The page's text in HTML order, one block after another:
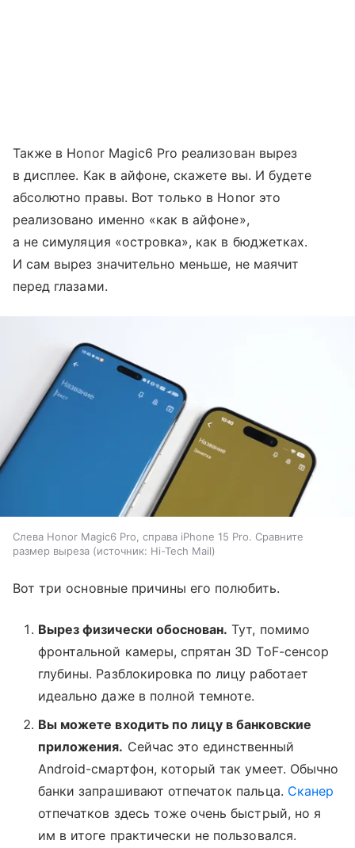
Также в Honor Magic6 Pro реализован вырез
в дисплее. Как в айфоне, скажете вы. И будете
абсолютно правы. Вот только в Honor это
реализовано именно «как в айфоне»,
а не симуляция «островка», как в бюджетках.
И сам вырез значительно меньше, не маячит
перед глазами.
Слева Honor Magic6 Pro, справа iPhone 15 Pro. Сравните
размер выреза
источник: Hi-Tech Mail
Вот три основные причины его полюбить.
Вырез физически обоснован. Тут, помимо
фронтальной камеры, спрятан 3D ToF-сенсор
глубины. Разблокировка по лицу работает
идеально даже в полной темноте.
Вы можете входить по лицу в банковские
приложения. Сейчас это единственный
Android-смартфон, который так умеет. Обычно
банки запрашивают отпечаток пальца. Сканер
отпечатков здесь тоже очень быстрый, но я
им в итоге практически не пользовался.